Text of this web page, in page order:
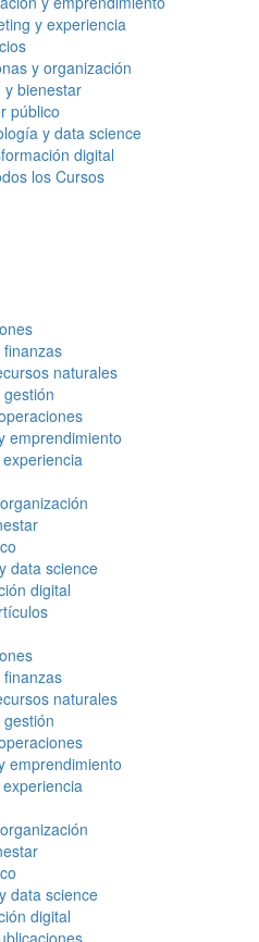
y experiencia
y organización
y bienestar
público
y data science
digital
los Cursos
naturales
emprendimiento
data science
digital
naturales
emprendimiento
data science
digital